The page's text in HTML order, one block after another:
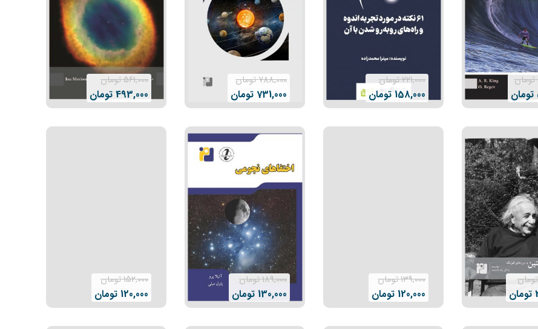
تومان
تومان
221,000تومان
158,000 تومان
788,000تومان
731,000 تومان
561,000تومان
493,000 تومان
تومان
تومان
139,000تومان
120,000 تومان
189,000تومان
130,000 تومان
152,000تومان
120,000 تومان